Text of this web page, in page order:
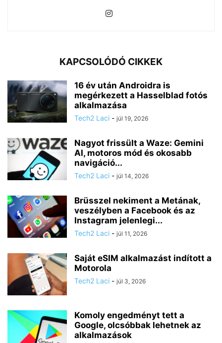
KAPCSOLÓDÓ CIKKEK
16 év után Androidra is
megérkezett a Hasselblad fotós
alkalmazása
Tech2 Laci - júl 19, 2026
Nagyot frissült a Waze: Gemini
AI, motoros mód és okosabb
navigáció...
Tech2 Laci - júl 14, 2026
Brüsszel nekiment a Metának,
veszélyben a Facebook és az
Instagram jelenlegi...
Tech2 Laci - júl 11, 2026
Saját eSIM alkalmazást indított a
Motorola
Tech2 Laci - júl 3, 2026
Komoly engedményt tett a
Google, olcsóbbak lehetnek az
alkalmazások